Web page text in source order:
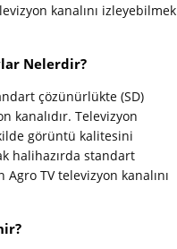
kanalını izleyebilmek
Nelerdir?
çözünürlükte (SD)
kanalıdır. Televizyon
görüntü kalitesini
halihazırda standart
TV televizyon kanalını